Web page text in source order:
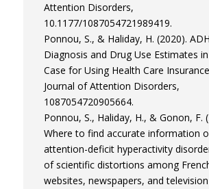
Attention Disorders,
10.1177/1087054721989419.
Ponnou, S., & Haliday, H. (2020).
Diagnosis and Drug Use Estimates
Case for Using Health Care
Journal of Attention Disorders,
1087054720905664.
Ponnou, S., Haliday, H., & Gonon, F.
Where to find accurate information
attention-deficit hyperactivity
of scientific distortions among
websites, newspapers, and